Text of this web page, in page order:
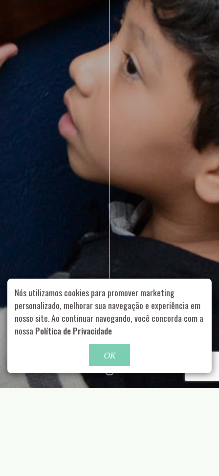
Rua Aurélia, 1714 – Vila Romana, São Paulo – SP | 55 11
99178-5848 | contato@nucleofood.com
Role para continar
Nós utilizamos cookies para promover marketing
personalizado, melhorar sua navegação e experiência em
nosso site. Ao continuar navegando, você concorda com a
nossa Política de Privacidade
OK